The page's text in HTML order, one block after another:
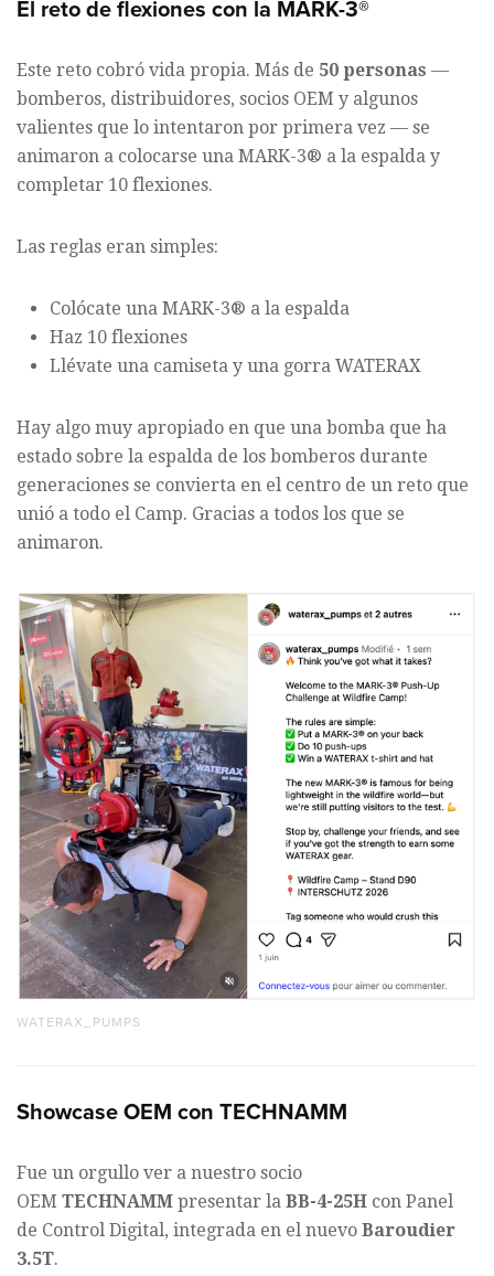
El reto de flexiones con la MARK-3®
Este reto cobró vida propia. Más de 50 personas —
bomberos, distribuidores, socios OEM y algunos
valientes que lo intentaron por primera vez — se
animaron a colocarse una MARK-3® a la espalda y
completar 10 flexiones.
Las reglas eran simples:
Colócate una MARK-3® a la espalda
Haz 10 flexiones
Llévate una camiseta y una gorra WATERAX
Hay algo muy apropiado en que una bomba que ha
estado sobre la espalda de los bomberos durante
generaciones se convierta en el centro de un reto que
unió a todo el Camp. Gracias a todos los que se
animaron.
WATERAX_PUMPS
Showcase OEM con TECHNAMM
Fue un orgullo ver a nuestro socio
OEM TECHNAMM presentar la BB-4-25H con Panel
de Control Digital, integrada en el nuevo Baroudier
3.5T.